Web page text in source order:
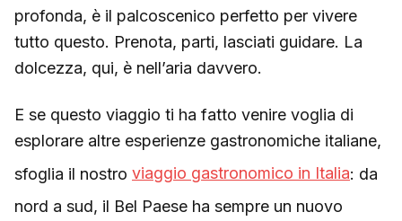
profonda, è il palcoscenico perfetto per vivere
tutto questo. Prenota, parti, lasciati guidare. La
dolcezza, qui, è nell’aria davvero.
E se questo viaggio ti ha fatto venire voglia di
esplorare altre esperienze gastronomiche italiane,
sfoglia il nostro viaggio gastronomico in Italia: da
nord a sud, il Bel Paese ha sempre un nuovo